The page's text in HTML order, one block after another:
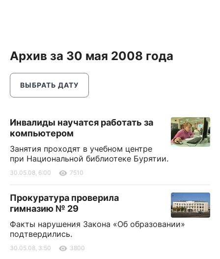
Архив за 30 мая 2008 года
ВЫБРАТЬ ДАТУ
Инвалиды научатся работать за
компьютером
Занятия проходят в учебном центре
при Национальной библиотеке Бурятии.
30.05.08, 6:00 7510
Прокуратура проверила
гимназию № 29
Факты нарушения Закона «Об образовании»
подтвердились.
30.05.08, 3:50 3800